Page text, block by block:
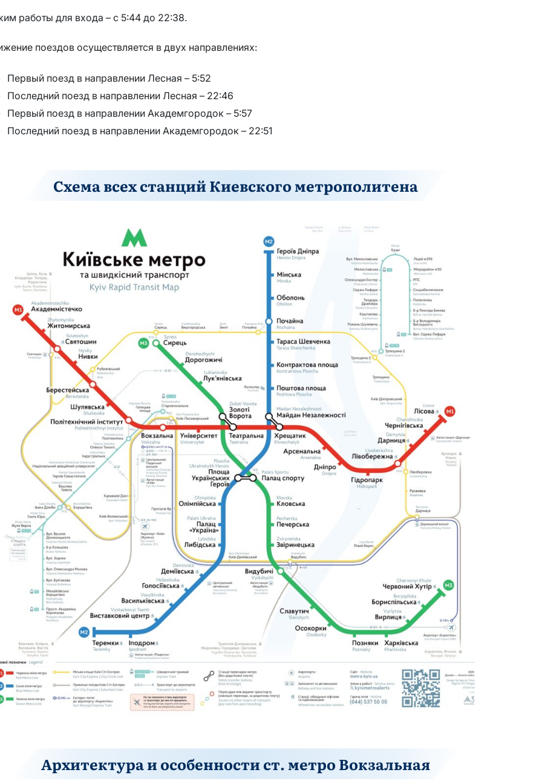
работы для входа – с 5:44 до 22:38.
поездов осуществляется в двух направлениях:
Первый поезд в направлении Лесная – 5:52
Последний поезд в направлении Лесная – 22:46
Первый поезд в направлении Академгородок – 5:57
Последний поезд в направлении Академгородок – 22:51
Схема всех станций Киевского метрополитена
Архитектура и особенности ст. метро Вокзальная